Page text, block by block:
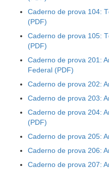
Caderno de prova 104:
Caderno de prova 105:
Caderno de prova 201:
Federal
Caderno de prova 202:
Caderno de prova 203:
Caderno de prova 204:
Caderno de prova 205:
Caderno de prova 206:
Caderno de prova 207: